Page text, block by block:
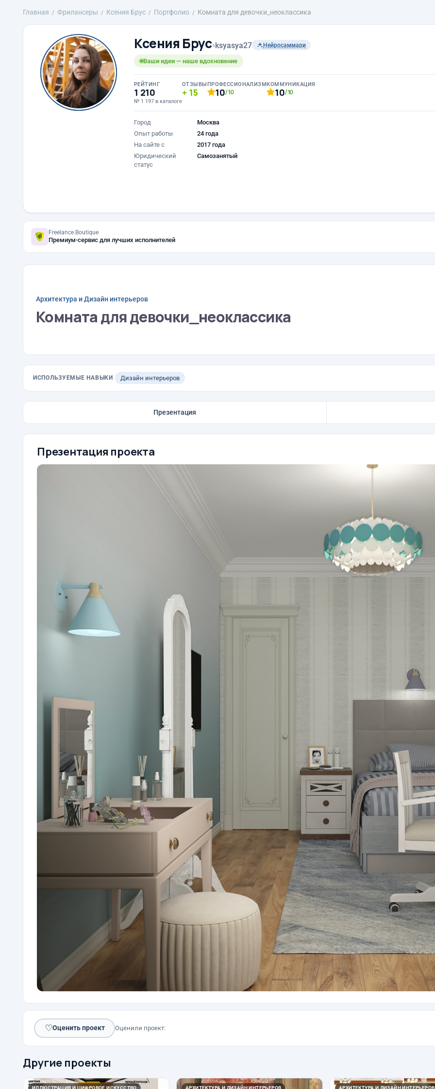
Главная Фрилансеры Ксения Брус Портфолио Комната для девочки_неоклассика
Ксения Брус›ksyasya27 Нейросаммари
Ваши идеи — наше вдохновение
РЕЙТИНГ
1 210
№ 1 197 в каталоге
ОТЗЫВЫ
15
ПРОФЕССИОНАЛИЗМ
10/10
КОММУНИКАЦИЯ
10/10
Город
Москва
Опыт работы
24 года
На сайте с
2017 года
Юридический
статус
Самозанятый
Freelance.Boutique
Премиум-сервис для лучших исполнителей
Архитектура и Дизайн интерьеров
Комната для девочки_неоклассика
ИСПОЛЬЗУЕМЫЕ НАВЫКИ Дизайн интерьеров
Презентация
Презентация проекта
♡Оценить проект Оценили проект:
Другие проекты
ИЛЛЮСТРАЦИЯ И ЦИФРОВОЕ ИСКУССТВО АРХИТЕКТУРА И ДИЗАЙН ИНТЕРЬЕРОВ АРХИТЕКТУРА И ДИЗАЙН ИНТЕРЬЕРОВ